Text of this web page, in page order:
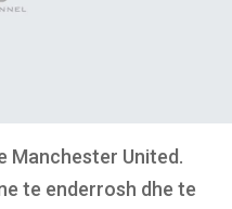
Manchester United.
te enderrosh dhe te